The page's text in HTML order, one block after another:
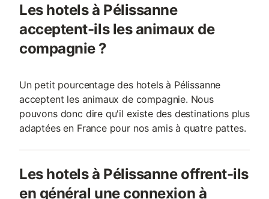
Les hotels à Pélissanne
acceptent-ils les animaux de
compagnie ?
Un petit pourcentage des hotels à Pélissanne
acceptent les animaux de compagnie. Nous
pouvons donc dire qu'il existe des destinations plus
adaptées en France pour nos amis à quatre pattes.
Les hotels à Pélissanne offrent-ils
en général une connexion à